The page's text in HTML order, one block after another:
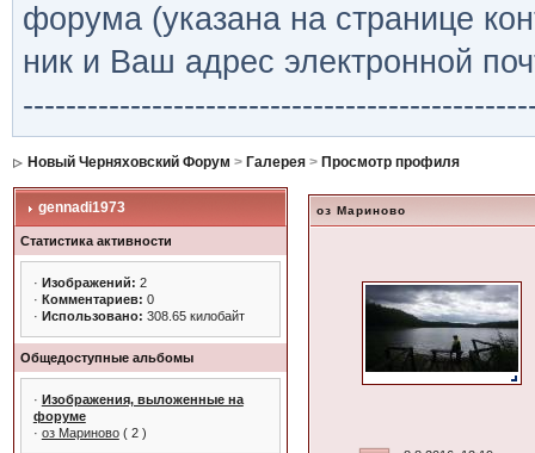
форума (указана на странице
ник и Ваш адрес электронной
Новый Черняховский Форум > Галерея> Просмотр профиля
gennadi1973
Статистика активности
· Изображений: 2
· Комментариев: 0
· Использовано: 308.65 килобайт
Общедоступные альбомы
· Изображения, выложенные на
форуме
· оз Мариново( 2 )
оз Мариново